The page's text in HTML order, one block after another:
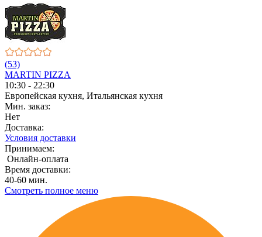
(53)
MARTIN PIZZA
10:30 - 22:30
Европейская кухня, Итальянская кухня
Мин. заказ:
Нет
Доставка:
Условия доставки
Принимаем:
Онлайн-оплата
Время доставки:
40-60 мин.
Смотреть полное меню